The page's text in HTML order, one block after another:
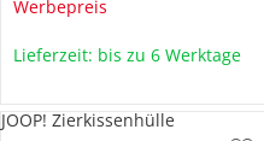
Werbepreis
Lieferzeit: bis zu 6 Werktage
JOOP! Zierkissenhülle